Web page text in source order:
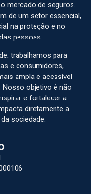
mercado de seguros.
de um setor essencial,
na proteção e no
pessoas.
trabalhamos para
e consumidores,
ampla e acessível
objetivo é não
e fortalecer a
diretamente a
sociedade.